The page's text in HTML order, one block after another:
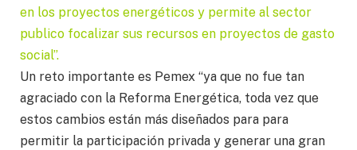
en los proyectos energéticos y permite al sector
publico focalizar sus recursos en proyectos de gasto
social”.
Un reto importante es Pemex “ya que no fue tan
agraciado con la Reforma Energética, toda vez que
estos cambios están más diseñados para para
permitir la participación privada y generar una gran